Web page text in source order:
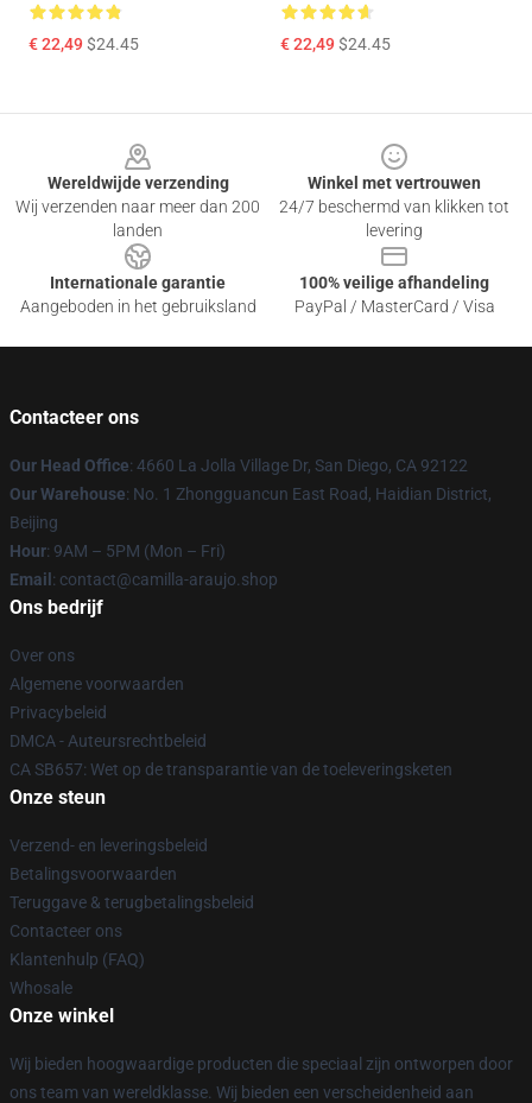
€ 22,49$24.45 € 22,49$24.45
Wereldwijde verzending
Wij verzenden naar meer dan 200
landen
Winkel met vertrouwen
24/7 beschermd van klikken tot
levering
Internationale garantie
Aangeboden in het gebruiksland
100% veilige afhandeling
PayPal / MasterCard / Visa
Contacteer ons
Our Head Office: 4660 La Jolla Village Dr, San Diego, CA 92122
Our Warehouse: No. 1 Zhongguancun East Road, Haidian District,
Beijing
Hour: 9AM – 5PM (Mon – Fri)
Email : contact@camilla-araujo.shop
Ons bedrijf
Over ons
Algemene voorwaarden
Privacybeleid
DMCA - Auteursrechtbeleid
CA SB657: Wet op de transparantie van de toeleveringsketen
Onze steun
Verzend- en leveringsbeleid
Betalingsvoorwaarden
Teruggave & terugbetalingsbeleid
Contacteer ons
Klantenhulp (FAQ)
Whosale
Onze winkel
Wij bieden hoogwaardige producten die speciaal zijn ontworpen door
ons team van wereldklasse. Wij bieden een verscheidenheid aan